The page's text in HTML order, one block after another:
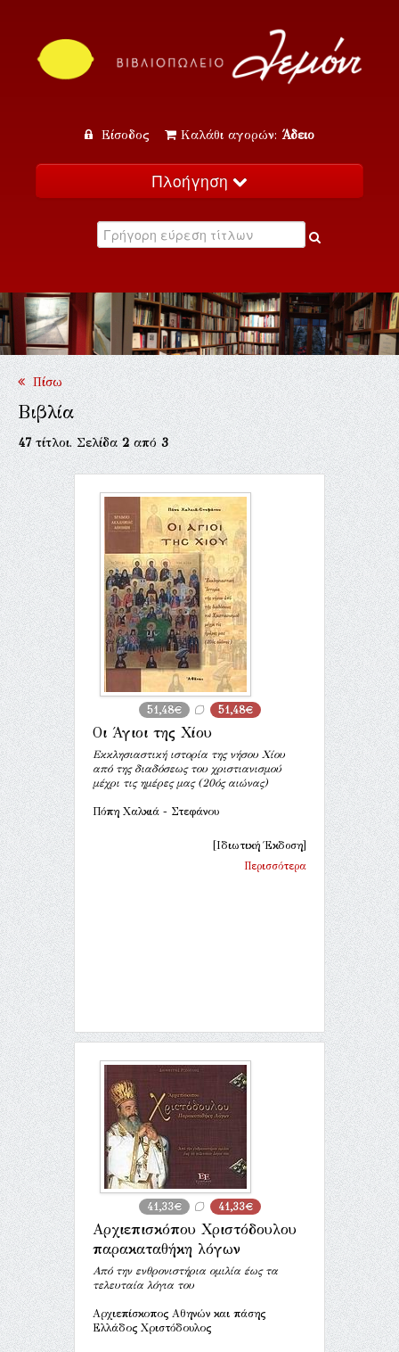
Είσοδος Καλάθι αγορών: Άδειο
Πλοήγηση
Κατάλογος
Εκδηλώσεις
Επικοινωνία
Πίσω
Βιβλία
47τίτλοι. Σελίδα2από3
51,48€ 51,48€
Οι Άγιοι της Χίου
Εκκλησιαστική ιστορία της νήσου Χίου
από της διαδόσεως του χριστιανισμού
μέχρι τις ημέρες μας (20ός αιώνας)
Πόπη Χαλκιά - Στεφάνου
[Ιδιωτική Έκδοση]
Περισσότερα
41,33€ 41,33€
Αρχιεπισκόπου Χριστόδουλου
παρακαταθήκη λόγων
Από την ενθρονιστήρια ομιλία έως τα
τελευταία λόγια του
Αρχιεπίσκοπος Αθηνών και πάσης
Ελλάδος Χριστόδουλος